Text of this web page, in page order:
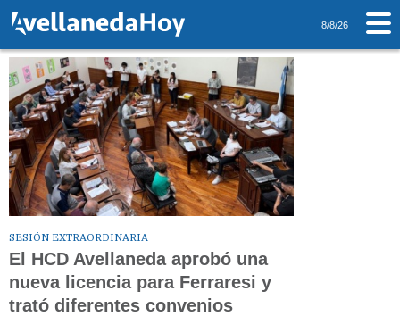
8/8/26
Tag: Licencia
SESIÓN EXTRAORDINARIA
El HCD Avellaneda aprobó una
nueva licencia para Ferraresi y
trató diferentes convenios